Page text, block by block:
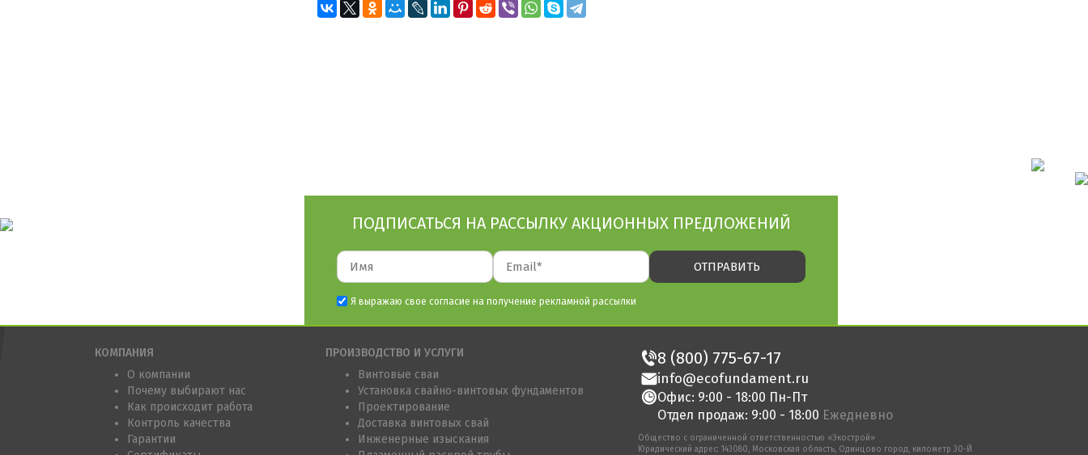
ПОДПИСАТЬСЯ НА РАССЫЛКУ АКЦИОННЫХ ПРЕДЛОЖЕНИЙ
Я выражаю свое согласие на получение рекламной рассылки
КОМПАНИЯ
О компании
Почему выбирают нас
Как происходит работа
Контроль качества
Гарантии
ПРОИЗВОДСТВО И УСЛУГИ
Винтовые сваи
Установка свайно-винтовых фундаментов
Проектирование
Доставка винтовых свай
Инженерные изыскания
8 (800) 775-67-17
info@ecofundament.ru
Офис: 9:00 - 18:00 Пн-Пт
Отдел продаж: 9:00 - 18:00 Ежедневно
Общество с ограниченной ответственностью «Экострой»
Юридический адрес: 143080, Московская область, Одинцово город, километр 30-Й